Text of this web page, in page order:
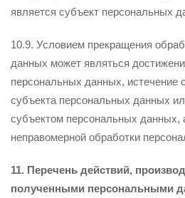
является субъект персональных
10.9. Условием прекращения
данных может являться
персональных данных, истечение
субъекта персональных данных
субъектом персональных данных,
неправомерной обработки
11. Перечень действий,
полученными персональными